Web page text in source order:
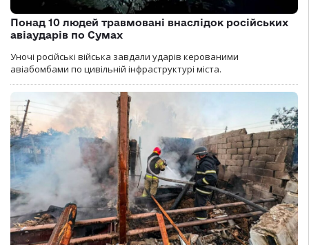
Понад 10 людей травмовані внаслідок російських
авіаударів по Сумах
Уночі російські війська завдали ударів керованими
авіабомбами по цивільній інфраструктурі міста.